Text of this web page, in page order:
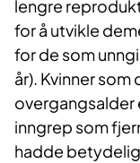
lengre
for å utvikle
for de som
år). Kvinner
overgangsalder
inngrep som
hadde